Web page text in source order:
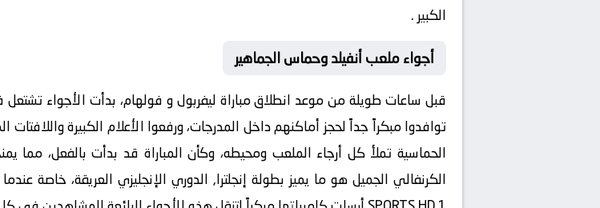
الكبير .
أجواء ملعب أنفيلد وحماس الجماهير
قبل ساعات طويلة من موعد انطلاق مباراة ليفربول و فولهام، بدأت الأجواء
توافدوا مبكراً جداً لحجز أماكنهم داخل المدرجات، ورفعوا الأعلام الكبيرة
الحماسية تملأ كل أرجاء الملعب ومحيطه، وكأن المباراة قد بدأت بالفعل،
الكرنفالي الجميل هو ما يميز بطولة إنجلترا, الدوري الإنجليزي